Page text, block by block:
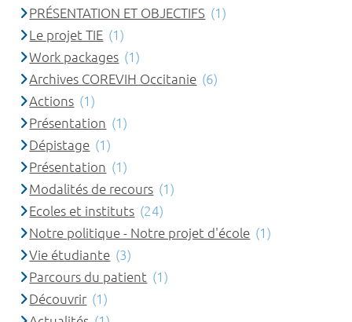
PRÉSENTATION ET OBJECTIFS (1)
Le projet TIE (1)
Work packages (1)
Archives COREVIH Occitanie (6)
Actions (1)
Présentation (1)
Dépistage (1)
Présentation (1)
Modalités de recours (1)
Ecoles et instituts (24)
Notre politique - Notre projet d'école (1)
Vie étudiante (3)
Parcours du patient (1)
Découvrir (1)